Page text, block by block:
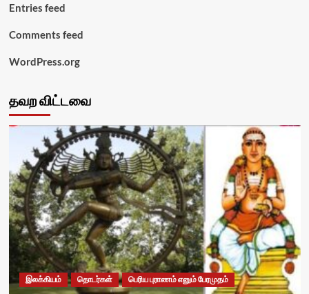
Entries feed
Comments feed
WordPress.org
தவற விட்டவை
இலக்கியம் தொடர்கள் பெரிய புராணம் எனும் பேரமுதம்